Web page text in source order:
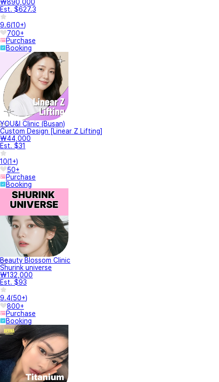
₩890,000
Est. $627.3
9.6(10+)
700+
Purchase
Booking
YOU&I Clinic (Busan)
Custom Design [Linear Z Lifting]
₩44,000
Est. $31
10(1+)
50+
Purchase
Booking
Beauty Blossom Clinic
Shurink universe
₩132,000
Est. $93
9.4(50+)
800+
Purchase
Booking